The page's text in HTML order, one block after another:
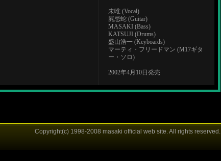
未唯 (Vocal)
屍忌蛇 (Guitar)
MASAKI (Bass)
KATSUJI (Drums)
盛山浩一 (Keyboards)
マーティ・フリードマン (M17ギタ
ー・ソロ)
2002年4月10日発売
Copyright(c) 1998-2008 masaki official web site. All rights reserved.